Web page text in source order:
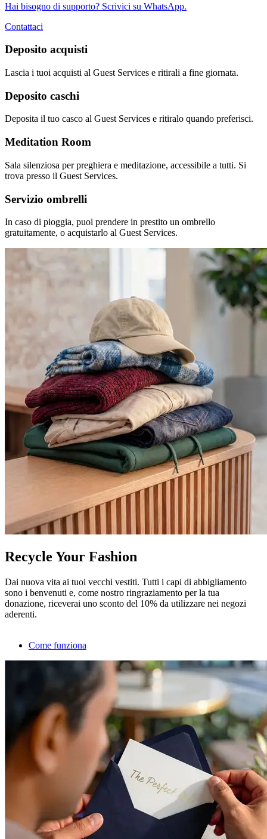
Hai bisogno di supporto? Scrivici su WhatsApp.
Contattaci
Deposito acquisti
Lascia i tuoi acquisti al Guest Services e ritirali a fine giornata.
Deposito caschi
Deposita il tuo casco al Guest Services e ritiralo quando preferisci.
Meditation Room
Sala silenziosa per preghiera e meditazione, accessibile a tutti. Si
trova presso il Guest Services.
Servizio ombrelli
In caso di pioggia, puoi prendere in prestito un ombrello
gratuitamente, o acquistarlo al Guest Services.
Recycle Your Fashion
Dai nuova vita ai tuoi vecchi vestiti. Tutti i capi di abbigliamento
sono i benvenuti e, come nostro ringraziamento per la tua
donazione, riceverai uno sconto del 10% da utilizzare nei negozi
aderenti.
Come funziona